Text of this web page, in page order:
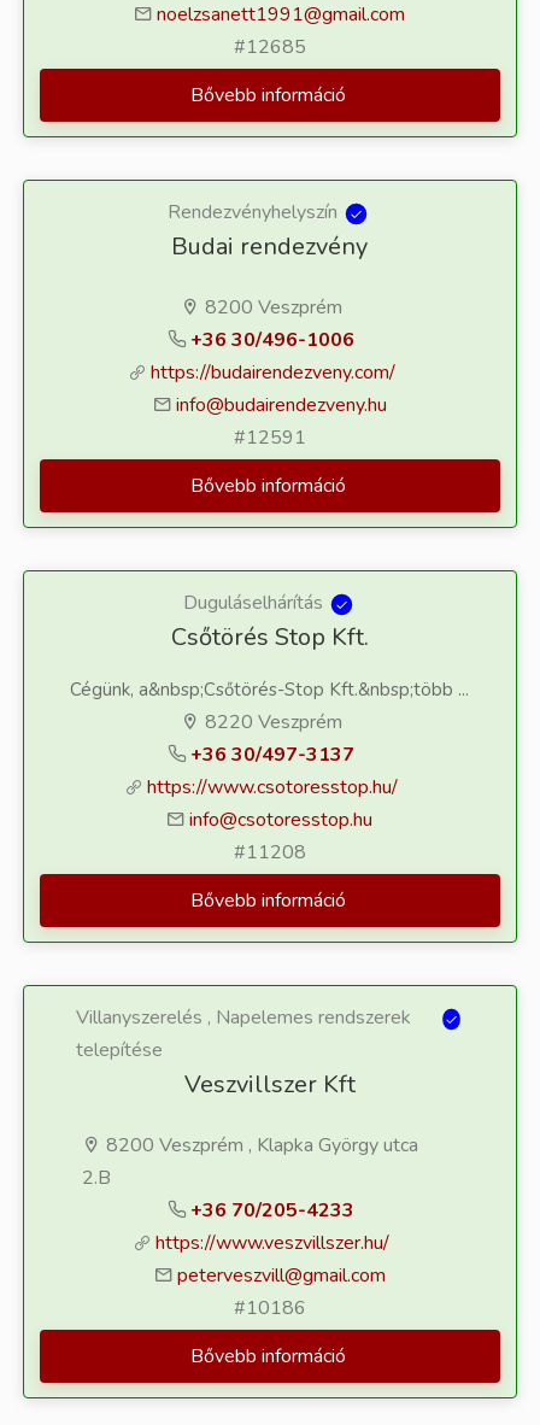
noelzsanett1991@gmail.com
#12685
Bővebb információ
Rendezvényhelyszín
Budai rendezvény
8200 Veszprém
+36 30/496-1006
https://budairendezveny.com/
info@budairendezveny.hu
#12591
Bővebb információ
Duguláselhárítás
Csőtörés Stop Kft.
Cégünk, a&nbsp;Csőtörés-Stop Kft.&nbsp;több ...
8220 Veszprém
+36 30/497-3137
https://www.csotoresstop.hu/
info@csotoresstop.hu
#11208
Bővebb információ
Villanyszerelés , Napelemes rendszerek
telepítése
Veszvillszer Kft
8200 Veszprém , Klapka György utca
2.B
+36 70/205-4233
https://www.veszvillszer.hu/
peterveszvill@gmail.com
#10186
Bővebb információ